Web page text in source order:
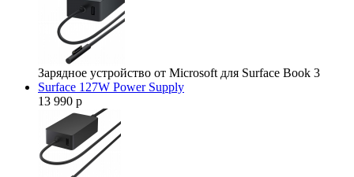
Зарядное устройство от Microsoft для Surface Book 3
Surface 127W Power Supply
13 990 р